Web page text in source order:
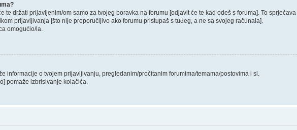
te držati prijavljenim/om samo za tvojeg boravka na forumu [odjavit će te kad odeš s foruma]. To
prijavljivanja [što nije preporučljivo ako forumu pristupaš s tuđeg, a ne sa svojeg računala].
omogućio/la.
informacije o tvojem prijavljivanju, pregledanim/pročitanim forumima/temama/postovima i sl.
pomaže izbrisivanje kolačića.